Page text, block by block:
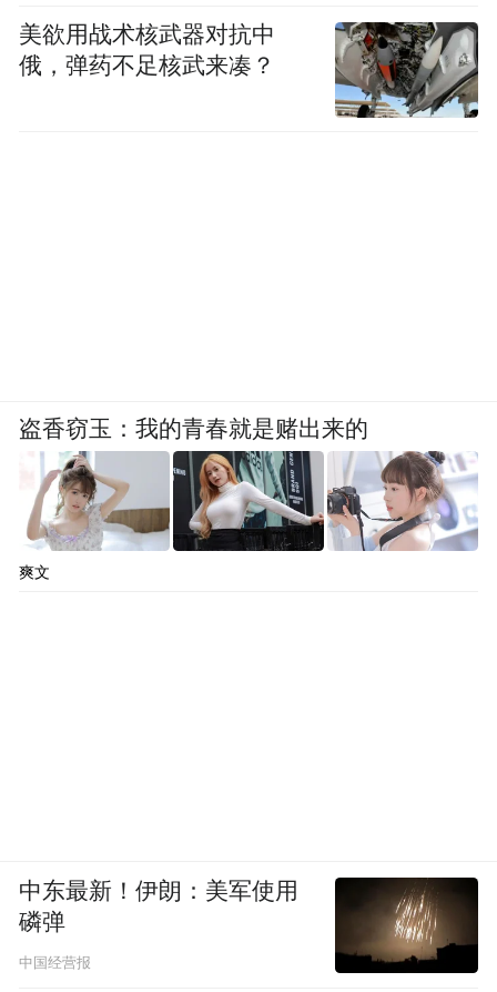
美欲用战术核武器对抗中
俄，弹药不足核武来凑？
盗香窃玉：我的青春就是赌出来的
爽文
中东最新！伊朗：美军使用
磷弹
中国经营报